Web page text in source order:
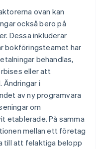
ovan kan
också bero på
Dessa inkluderar
bokföringsteamet har
behandlas,
eller att
Ändringar i
av ny programvara
om
etablerade. På samma
mellan ett företag
till att felaktiga belopp